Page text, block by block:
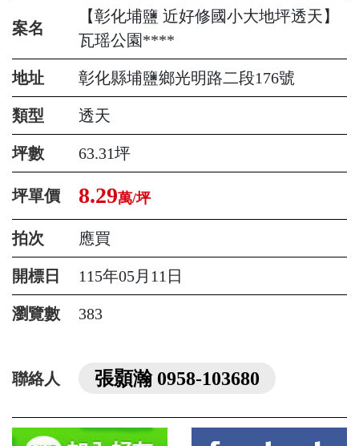
案名
【彰化埔鹽 近好修國小大地坪透天】
瓦瑶公園****
地址 彰化縣埔鹽鄉光明路二段176號
類型 透天
坪數 63.31坪
坪單價 8.29萬/坪
拍次 應買
開標日 115年05月11日
瀏覽數 383
聯絡人 張顥瀚 0958-103680